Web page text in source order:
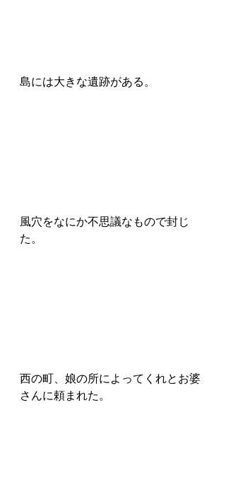
島には大きな遺跡がある。
風穴をなにか不思議なもので封じ
た。
西の町、娘の所によってくれとお婆
さんに頼まれた。